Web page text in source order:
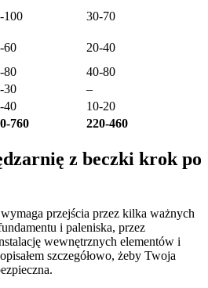
100
30-70
60
20-40
80
40-80
30
–
40
10-20
760 220-460
z beczki krok po
przejścia przez kilka ważnych
i paleniska, przez
wewnętrznych elementów i
szczegółowo, żeby Twoja